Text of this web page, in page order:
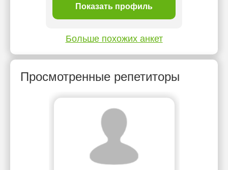
Показать профиль
Больше похожих анкет
Просмотренные репетиторы